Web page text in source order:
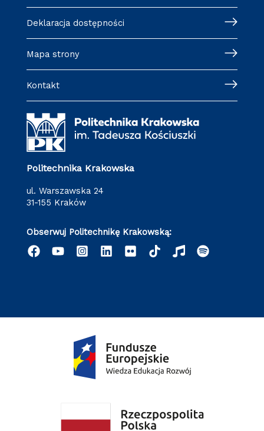
Deklaracja dostępności
Mapa strony
Kontakt
Politechnika Krakowska
ul. Warszawska 24
31-155 Kraków
Obserwuj Politechnikę Krakowską: